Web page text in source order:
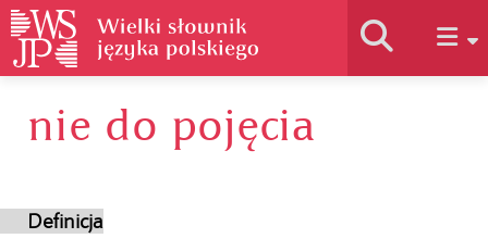
Historia słownika
nie do pojęcia
Definicja